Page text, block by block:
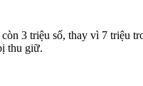
3 triệu số, thay vì 7 triệu
thu giữ.